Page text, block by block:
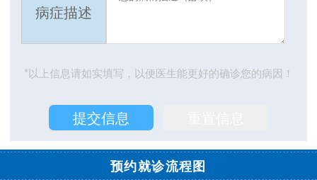
病症描述
*以上信息请如实填写，以便医生能更好的确诊您的病因！
预约就诊流程图